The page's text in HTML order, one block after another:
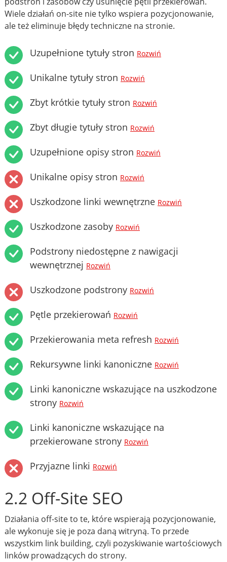
Wiele działań on-site nie tylko wspiera pozycjonowanie,
ale też eliminuje błędy techniczne na stronie.
Uzupełnione tytuły stron Rozwiń
Unikalne tytuły stron Rozwiń
Zbyt krótkie tytuły stron Rozwiń
Zbyt długie tytuły stron Rozwiń
Uzupełnione opisy stron Rozwiń
Unikalne opisy stron Rozwiń
Uszkodzone linki wewnętrzne Rozwiń
Uszkodzone zasoby Rozwiń
Podstrony niedostępne z nawigacji
wewnętrznej Rozwiń
Uszkodzone podstrony Rozwiń
Pętle przekierowań Rozwiń
Przekierowania meta refresh Rozwiń
Rekursywne linki kanoniczne Rozwiń
Linki kanoniczne wskazujące na uszkodzone
strony Rozwiń
Linki kanoniczne wskazujące na
przekierowane strony Rozwiń
Przyjazne linki Rozwiń
2.2 Off-Site SEO
Działania off-site to te, które wspierają pozycjonowanie,
ale wykonuje się je poza daną witryną. To przede
wszystkim link building, czyli pozyskiwanie wartościowych
linków prowadzących do strony.